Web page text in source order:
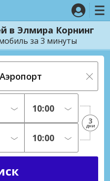
в Элмира Корнинг
за 3 минуты
3
дни